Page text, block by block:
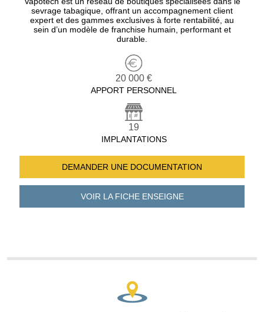
sevrage tabagique, offrant un accompagnement client
expert et des gammes exclusives à forte rentabilité, au
sein d’un modèle de franchise humain, performant et
durable.
20 000 €
APPORT PERSONNEL
19
IMPLANTATIONS
DEMANDER UNE DOCUMENTATION
VOIR LA FICHEENSEIGNE